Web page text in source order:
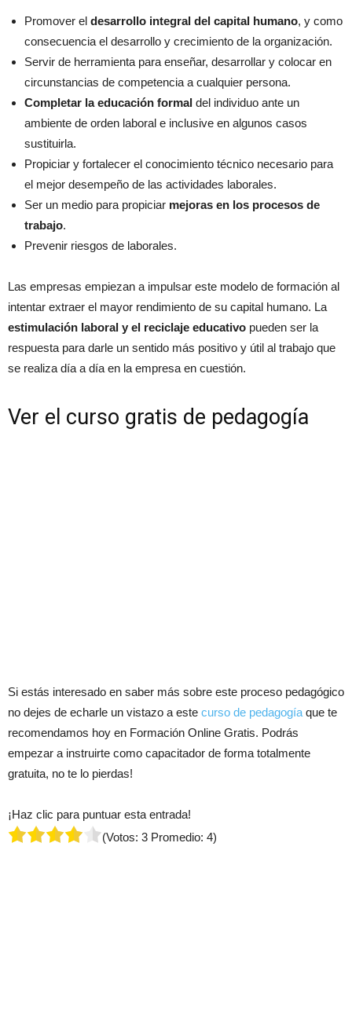
Promover el desarrollo integral del capital humano, y como
consecuencia el desarrollo y crecimiento de la organización.
Servir de herramienta para enseñar, desarrollar y colocar en
circunstancias de competencia a cualquier persona.
Completar la educación formal del individuo ante un
ambiente de orden laboral e inclusive en algunos casos
sustituirla.
Propiciar y fortalecer el conocimiento técnico necesario para
el mejor desempeño de las actividades laborales.
Ser un medio para propiciar mejoras en los procesos de
trabajo.
Prevenir riesgos de laborales.
Las empresas empiezan a impulsar este modelo de formación al
intentar extraer el mayor rendimiento de su capital humano. La
estimulación laboral y el reciclaje educativo pueden ser la
respuesta para darle un sentido más positivo y útil al trabajo que
se realiza día a día en la empresa en cuestión.
Ver el curso gratis de pedagogía
Si estás interesado en saber más sobre este proceso pedagógico
no dejes de echarle un vistazo a este curso de pedagogía que te
recomendamos hoy en Formación Online Gratis. Podrás
empezar a instruirte como capacitador de forma totalmente
gratuita, no te lo pierdas!
¡Haz clic para puntuar esta entrada!
(Votos: 3 Promedio: 4)